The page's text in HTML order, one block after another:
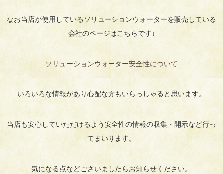
なお当店が使用しているソリューションウォーターを販売している
会社のページはこちらです↓
ソリューションウォーター安全性について
いろいろな情報があり心配な方もいらっしゃると思います。
当店も安心していただけるよう安全性の情報の収集・開示など行っ
てまいります。
気になる点などございましたらお知らせください。